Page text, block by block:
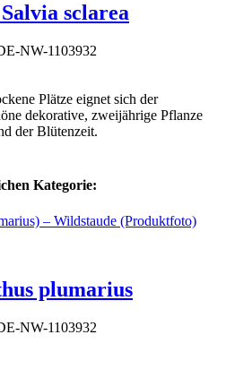
sclarea
NW-1103932
Plätze eignet sich der
dekorative, zweijährige Pflanze
der Blütenzeit.
Kategorie:
plumarius
NW-1103932